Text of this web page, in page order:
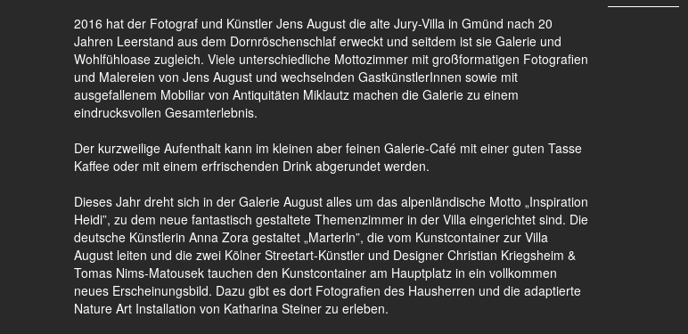
2016 hat der Fotograf und Künstler Jens August die alte Jury-Villa in Gmünd nach 20
Jahren Leerstand aus dem Dornröschenschlaf erweckt und seitdem ist sie Galerie und
Wohlfühloase zugleich. Viele unterschiedliche Mottozimmer mit großformatigen Fotografien
und Malereien von Jens August und wechselnden GastkünstlerInnen sowie mit
ausgefallenem Mobiliar von Antiquitäten Miklautz machen die Galerie zu einem
eindrucksvollen Gesamterlebnis.
Der kurzweilige Aufenthalt kann im kleinen aber feinen Galerie-Café mit einer guten Tasse
Kaffee oder mit einem erfrischenden Drink abgerundet werden.
Dieses Jahr dreht sich in der Galerie August alles um das alpenländische Motto „Inspiration
Heidi”, zu dem neue fantastisch gestaltete Themenzimmer in der Villa eingerichtet sind. Die
deutsche Künstlerin Anna Zora gestaltet „Marterln”, die vom Kunstcontainer zur Villa
August leiten und die zwei Kölner Streetart-Künstler und Designer Christian Kriegsheim &
Tomas Nims-Matousek tauchen den Kunstcontainer am Hauptplatz in ein vollkommen
neues Erscheinungsbild. Dazu gibt es dort Fotografien des Hausherren und die adaptierte
Nature Art Installation von Katharina Steiner zu erleben.